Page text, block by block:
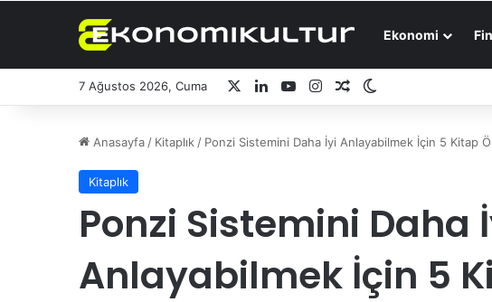
Ekonomi
7 Ağustos 2026, Cuma LinkedInYouTubeInstagramRastgele Makale
Anasayfa / Kitaplık / Ponzi Sistemini Daha İyi Anlayabilmek İçin 5 Kitap
Kitaplık
Ponzi Sistemini Daha
Anlayabilmek İçin 5